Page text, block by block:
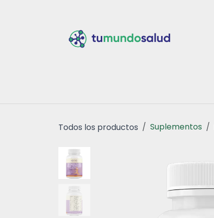
Todos los productos Suplementos